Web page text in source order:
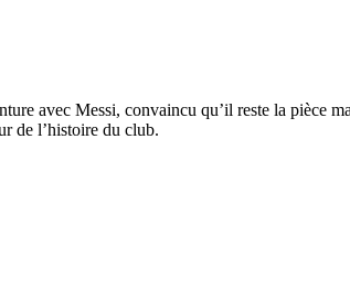
avec Messi, convaincu qu’il reste la pièce
de l’histoire du club.